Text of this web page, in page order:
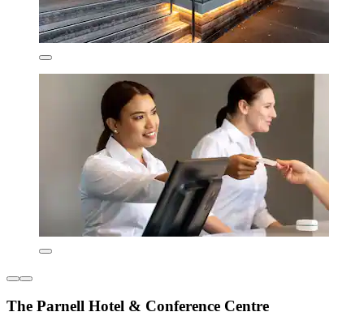
The Parnell Hotel & Conference Centre